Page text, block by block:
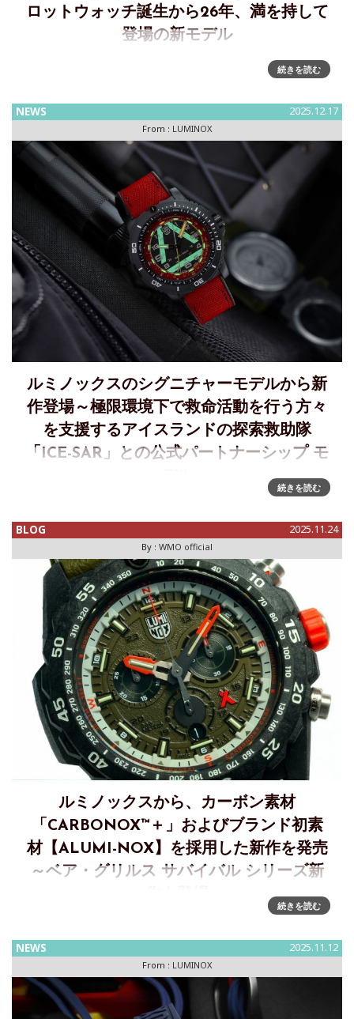
ロットウォッチ誕生から26年、満を持して
登場の新モデル
伝説的人気を博した初代パイロットウォッチから26年、ヘリ
テージコレクションに満を持して、オリジナルを忠実に再現
という記念すべき年にルミノックスは米国海軍特殊部隊との
つながりや、
続きを読む
NEWS 2025.12.17
From : LUMINOX
ルミノックスのシグニチャーモデルから新
作登場～極限環境下で救命活動を行う方々
を支援するアイスランドの探索救助隊
「ICE-SAR」との公式パートナーシップ モ
グニチャーモデルから、アイスランドの探索救助隊「ICE-
SAR」との公式パートナーシップ モデルが登場世界中の精鋭
部隊に選ばれるスイス製本格ミリタリーウォッチ【ルミノッ
クス】が2018年
続きを読む
BLOG 2025.11.24
By : WMO official
ルミノックスから、カーボン素材
「CARBONOX™＋」およびブランド初素
材【ALUMI-NOX】を採用した新作を発売
～ベア・グリルス サバイバル シリーズ新
ミノックス原点のMIL-SPECシリーズから、【独自素材
CARBONOX™＋ケース採用】した主要国限定のオリーブカラ
ーが登場Luminoxは、ブランドの精神「視
続きを読む
NEWS 2025.11.12
From : LUMINOX